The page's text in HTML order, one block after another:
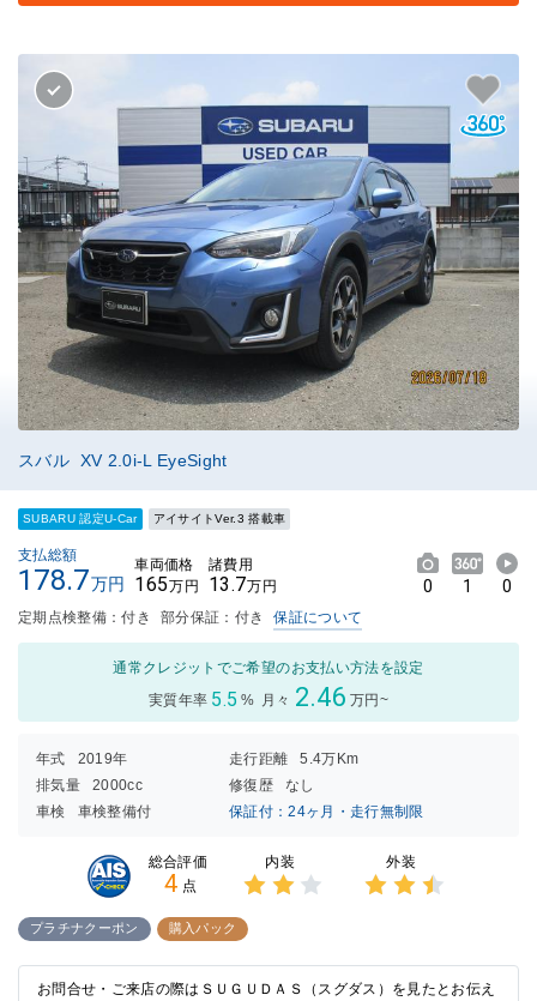
スバル XV 2.0i-L EyeSight
SUBARU 認定U-Car アイサイトVer.3 搭載車
支払総額
178.7万円
車両価格
165万円
諸費用
13.7万円 0 1 0
定期点検整備：付き 部分保証：付き 保証について
通常クレジットでご希望のお支払い方法を設定
実質年率 5.5 % 月々 2.46 万円~
年式 2019年 走行距離
5.4万Km
排気量
2000cc 修復歴
なし
車検
車検整備付 保証付：24ヶ月・走行無制限
総合評価
4 点
内装
2点の
外装
プラチナクーポン 購入パック
お問合せ・ご来店の際はＳＵＧＵＤＡＳ（スグダス）を見たとお伝え